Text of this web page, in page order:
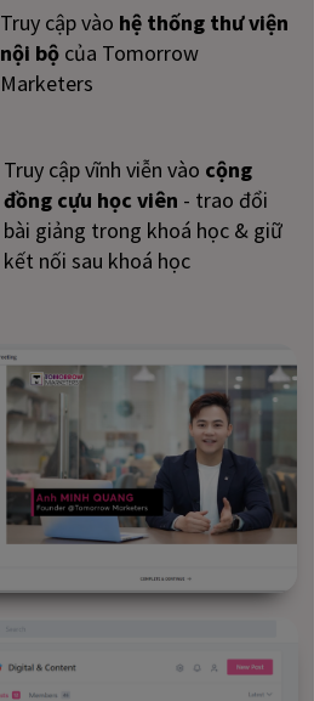
Truy cập vào hệ thống thư viện
nội bộ của Tomorrow
Marketers
Truy cập vĩnh viễn vào cộng
đồng cựu học viên - trao đổi
bài giảng trong khoá học & giữ
kết nối sau khoá học